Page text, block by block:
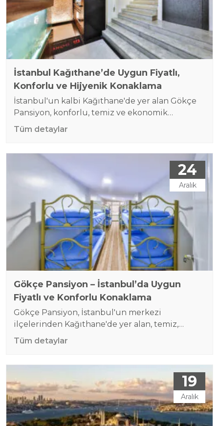
İstanbul Kağıthane’de Uygun Fiyatlı,
Konforlu ve Hijyenik Konaklama
İstanbul'un kalbi Kağıthane'de yer alan Gökçe
Pansiyon, konforlu, temiz ve ekonomik
konaklama seçenekleriyle misafirlerine ev
sıcaklığında bir deneyim sunuyor. İster iş
ve güvenilir ortamında keyifli bir konaklama sizi
bekliyor. Neden Gökçe Pansiyon? Odalarımız
Tek Kişilik Odalar: Yalnızca erkek misafirlere
yönelik özel olarak tasarlanmış bu odalar,
ortopedik yatak, çalışma…
Tüm detaylar
24
Aralık
Gökçe Pansiyon – İstanbul’da Uygun
Fiyatlı ve Konforlu Konaklama
Gökçe Pansiyon, İstanbul'un merkezi
ilçelerinden Kağıthane'de yer alan, temiz,
güvenilir ve uygun fiyatlı konaklama
seçenekleri sunan bir pansiyondur. Ailelerin, iş
arasındaki dengeyi sunar. Odalar ve Hizmetler:
Tek Kişilik Odalar:Tek kişilik odalar yalnızca
erkek misafirlere özel olarak sunulmaktadır.
Odalar ortopedik yatak, çalışma masası, elbise
Tüm detaylar
19
Aralık